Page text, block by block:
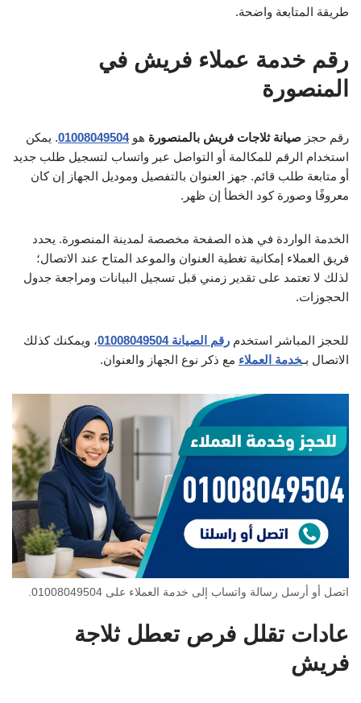
طريقة المتابعة واضحة.
رقم خدمة عملاء فريش في
المنصورة
رقم حجز صيانة ثلاجات فريش بالمنصورة هو01008049504. يمكن
استخدام الرقم للمكالمة أو التواصل عبر واتساب لتسجيل طلب جديد
أو متابعة طلب قائم. جهز العنوان بالتفصيل وموديل الجهاز إن كان
معروفًا وصورة كود الخطأ إن ظهر.
الخدمة الواردة في هذه الصفحة مخصصة لمدينة المنصورة. يحدد
فريق العملاء إمكانية تغطية العنوان والموعد المتاح عند الاتصال؛
لذلك لا تعتمد على تقدير زمني قبل تسجيل البيانات ومراجعة جدول
الحجوزات.
للحجز المباشر استخدم رقم الصيانة 01008049504
، ويمكنك كذلك
الاتصال بـخدمة العملاء مع ذكر نوع الجهاز والعنوان.
اتصل أو أرسل رسالة واتساب إلى خدمة العملاء على 01008049504.
عادات تقلل فرص تعطل ثلاجة
فريش